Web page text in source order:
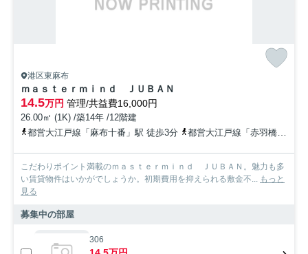
港区東麻布
ｍａｓｔｅｒｍｉｎｄ ＪＵＢＡＮ
14.5万円 管理/共益費16,000円
26.00㎡ (1K) /築14年 /12階建
都営大江戸線「麻布十番」駅 徒歩3分
都営大江戸線「赤羽橋」駅 徒歩6分
こだわりポイント満載のｍａｓｔｅｒｍｉｎｄ ＪＵＢＡＮ。魅力も多
い賃貸物件はいかがでしょうか。初期費用を抑えられる敷金不... もっと
見る
募集中の部屋
306